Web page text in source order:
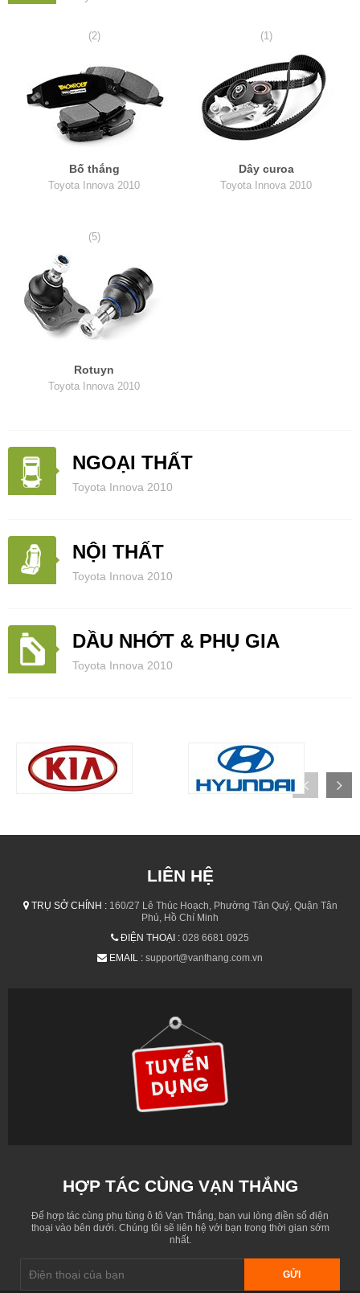
(2)
Bố thắng
Toyota Innova 2010
(1)
Dây curoa
Toyota Innova 2010
(5)
Rotuyn
Toyota Innova 2010
NGOẠI THẤT
Toyota Innova 2010
NỘI THẤT
Toyota Innova 2010
DẦU NHỚT & PHỤ GIA
Toyota Innova 2010
LIÊN HỆ
TRỤ SỞ CHÍNH :160/27 Lê Thúc Hoạch, Phường Tân Quý, Quận Tân
Phú, Hồ Chí Minh
ĐIỆN THOẠI : 028 6681 0925
EMAIL : support@vanthang.com.vn
HỢP TÁC CÙNG VẠN THẮNG
Để hợp tác cùng phụ tùng ô tô Vạn Thắng, bạn vui lòng điền số điện
thoại vào bên dưới. Chúng tôi sẽ liên hệ với bạn trong thời gian sớm
nhất.
GỬI